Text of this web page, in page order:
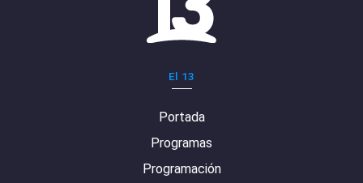
El 13
Portada
Programas
Programación